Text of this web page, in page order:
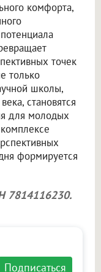
комфорта,
точек
только
школы,
становятся
для молодых
формируется
7814116230.
Подписаться